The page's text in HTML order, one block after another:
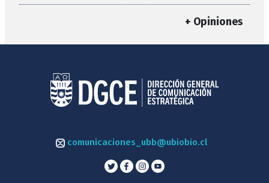
+ Opiniones
comunicaciones_ubb@ubiobio.cl